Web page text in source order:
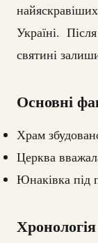
Україні.
святині
Основні
Храм
Церква
Юнаківка під